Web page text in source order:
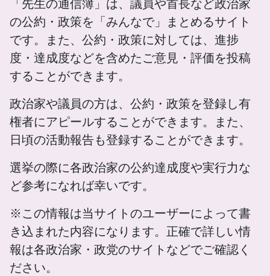
「先生の通信簿」は、議員や首長など政治家
の公約・政策を「みんなで」まとめるサイト
です。また、公約・政策に対しては、進捗
度・達成度などを含めたご意見・評価を投稿
することができます。
政治家や議員の方は、公約・政策を登録し有
権者にアピールすることができます。また、
日頃の活動報告も登録することができます。
選挙の際に各政治家の公約達成度や実行力な
ど参考になれば幸いです。
※この情報は当サイトのユーザーによって書
き込まれた内容になります。正確で詳しい情
報は各政治家・政党のサイトなどでご確認く
ださい。